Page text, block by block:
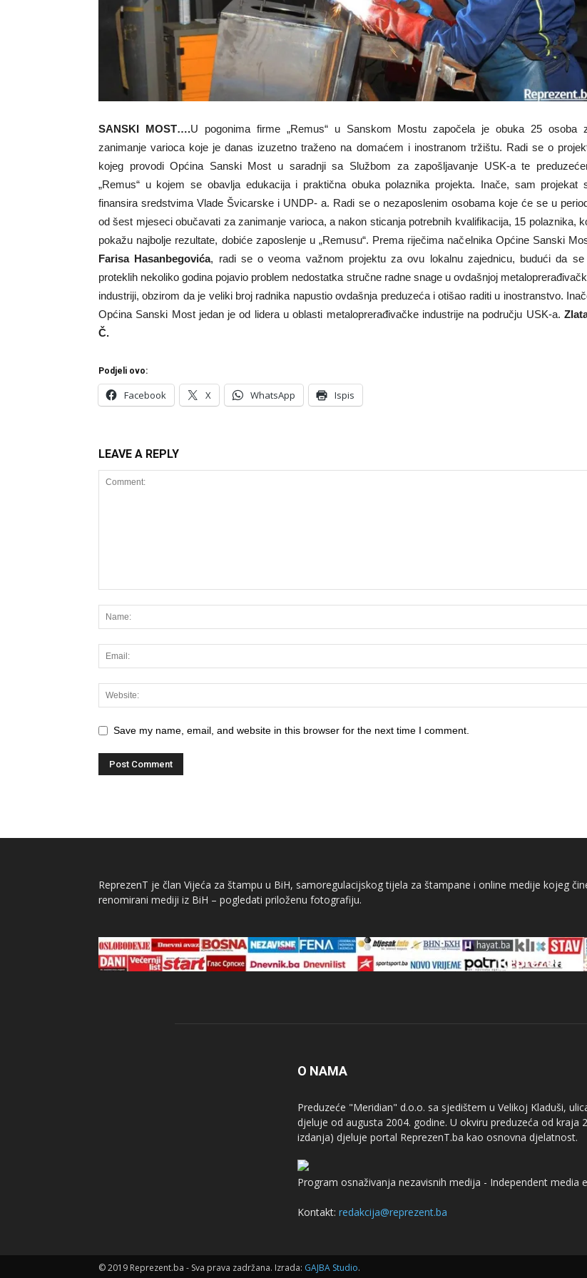
SANSKI MOST….U pogonima firme „Remus“ u Sanskom Mostu započela je obuka 25 osoba
zanimanje varioca koje je danas izuzetno traženo na domaćem i inostranom tržištu. Radi se o
kojeg provodi Općina Sanski Most u saradnji sa Službom za zapošljavanje USK-a te
„Remus“ u kojem se obavlja edukacija i praktična obuka polaznika projekta. Inače, sam projekat
finansira sredstvima Vlade Švicarske i UNDP- a. Radi se o nezaposlenim osobama koje će se u
od šest mjeseci obučavati za zanimanje varioca, a nakon sticanja potrebnih kvalifikacija, 15 polaznika,
pokažu najbolje rezultate, dobiće zaposlenje u „Remusu“. Prema riječima načelnika Općine Sanski
Farisa Hasanbegovića, radi se o veoma važnom projektu za ovu lokalnu zajednicu, budući da
proteklih nekoliko godina pojavio problem nedostatka stručne radne snage u ovdašnjoj
industriji, obzirom da je veliki broj radnika napustio ovdašnja preduzeća i otišao raditi u inostranstvo.
Općina Sanski Most jedan je od lidera u oblasti metaloprerađivačke industrije na području USK-a.
Č.
Podjeli ovo:
Facebook X WhatsApp Ispis
LEAVE A REPLY
Save my name, email, and website in this browser for the next time I comment.
ReprezenT je član Vijeća za štampu u BiH, samoregulacijskog tijela za štampane i online medije kojeg
renomirani mediji iz BiH – pogledati priloženu fotografiju.
O NAMA
Preduzeće "Meridian" d.o.o. sa sjedištem u Velikoj Kladuši,
djeluje od augusta 2004. godine. U okviru preduzeća od kraja
izdanja) djeluje portal ReprezenT.ba kao osnovna djelatnost.
Program osnaživanja nezavisnih medija - Independent media
Kontakt: redakcija@reprezent.ba
© 2019 Reprezent.ba - Sva prava zadržana. Izrada: GAJBA Studio.